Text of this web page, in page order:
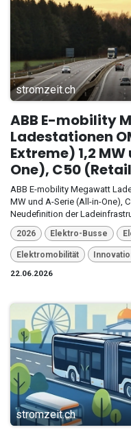
stromzeit.ch
ABB E-mobility
Ladestationen
Extreme) 1,2
One), C50
ABB E-mobility Megawatt
MW und A-Serie (All-in-One),
Neudefinition der
2026 Elektro-Busse
Elektromobilität
22.06.2026
stromzeit.ch